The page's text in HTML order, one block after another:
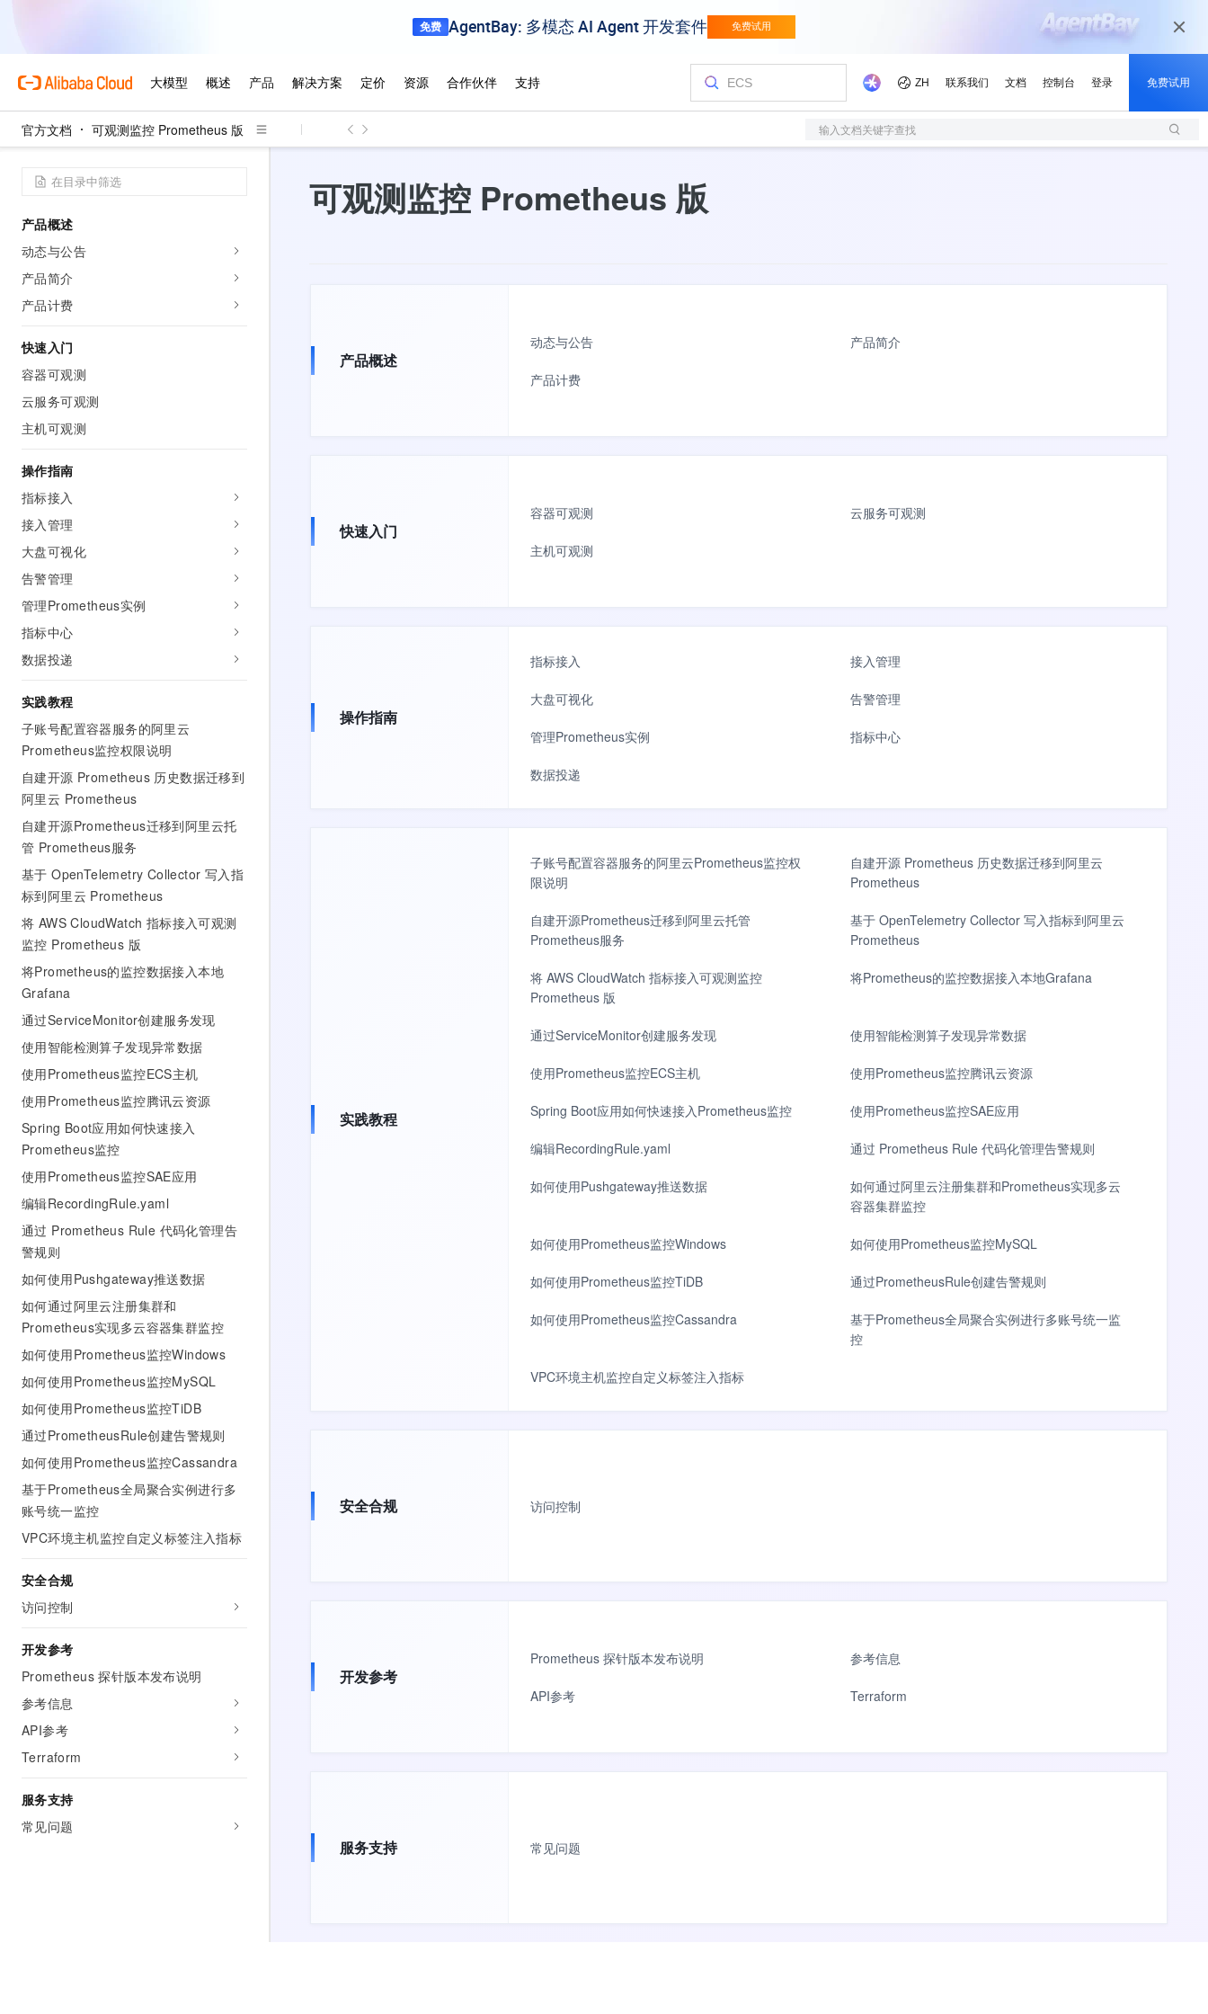
官方文档 可观测监控 Prometheus 版 输入文档关键字查找
产品概述
动态与公告
产品简介
产品计费
快速入门
容器可观测
云服务可观测
主机可观测
操作指南
指标接入
接入管理
大盘可视化
告警管理
管理Prometheus实例
指标中心
数据投递
实践教程
子账号配置容器服务的阿里云
Prometheus监控权限说明
自建开源 Prometheus 历史数据迁移到
阿里云 Prometheus
自建开源Prometheus迁移到阿里云托
管 Prometheus服务
基于 OpenTelemetry Collector 写入指
标到阿里云 Prometheus
将 AWS CloudWatch 指标接入可观测
监控 Prometheus 版
将Prometheus的监控数据接入本地
Grafana
通过ServiceMonitor创建服务发现
使用智能检测算子发现异常数据
使用Prometheus监控ECS主机
使用Prometheus监控腾讯云资源
Spring Boot应用如何快速接入
Prometheus监控
使用Prometheus监控SAE应用
编辑RecordingRule.yaml
通过 Prometheus Rule 代码化管理告
警规则
如何使用Pushgateway推送数据
如何通过阿里云注册集群和
Prometheus实现多云容器集群监控
如何使用Prometheus监控Windows
如何使用Prometheus监控MySQL
如何使用Prometheus监控TiDB
通过PrometheusRule创建告警规则
如何使用Prometheus监控Cassandra
基于Prometheus全局聚合实例进行多
账号统一监控
VPC环境主机监控自定义标签注入指标
安全合规
访问控制
开发参考
Prometheus 探针版本发布说明
参考信息
API参考
Terraform
服务支持
常见问题
可观测监控 Prometheus 版
产品概述
动态与公告 产品简介
产品计费
快速入门
容器可观测 云服务可观测
主机可观测
操作指南
指标接入 接入管理
大盘可视化 告警管理
管理Prometheus实例 指标中心
数据投递
实践教程
子账号配置容器服务的阿里云Prometheus监控权
限说明
自建开源 Prometheus 历史数据迁移到阿里云
Prometheus
自建开源Prometheus迁移到阿里云托管
Prometheus服务
基于 OpenTelemetry Collector 写入指标到阿里云
Prometheus
将 AWS CloudWatch 指标接入可观测监控
Prometheus 版
将Prometheus的监控数据接入本地Grafana
通过ServiceMonitor创建服务发现 使用智能检测算子发现异常数据
使用Prometheus监控ECS主机 使用Prometheus监控腾讯云资源
Spring Boot应用如何快速接入Prometheus监控 使用Prometheus监控SAE应用
编辑RecordingRule.yaml 通过 Prometheus Rule 代码化管理告警规则
如何使用Pushgateway推送数据
如何通过阿里云注册集群和Prometheus实现多云
容器集群监控
如何使用Prometheus监控Windows 如何使用Prometheus监控MySQL
如何使用Prometheus监控TiDB 通过PrometheusRule创建告警规则
如何使用Prometheus监控Cassandra
基于Prometheus全局聚合实例进行多账号统一监
控
VPC环境主机监控自定义标签注入指标
安全合规 访问控制
开发参考
Prometheus 探针版本发布说明 参考信息
API参考 Terraform
服务支持 常见问题